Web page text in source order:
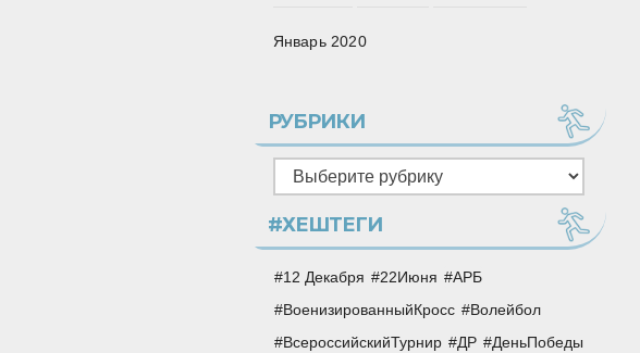
Январь 2020
РУБРИКИ
Рубрики
#ХЕШТЕГИ
12 Декабря 22Июня
АРБ
ВоенизированныйКросс
Волейбол
ВсероссийскийТурнир
ДР
ДеньПобеды